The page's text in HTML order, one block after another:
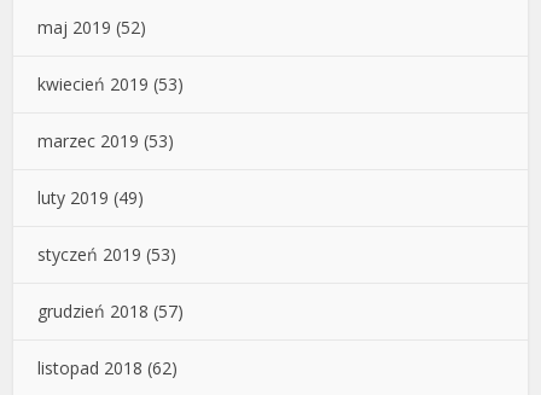
maj 2019 (52)
kwiecień 2019 (53)
marzec 2019 (53)
luty 2019 (49)
styczeń 2019 (53)
grudzień 2018 (57)
listopad 2018 (62)